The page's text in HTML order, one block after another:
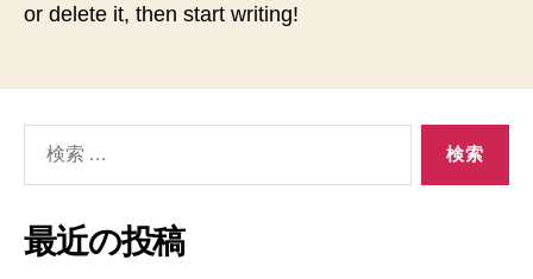
or delete it, then start writing!
象:
最近の投稿